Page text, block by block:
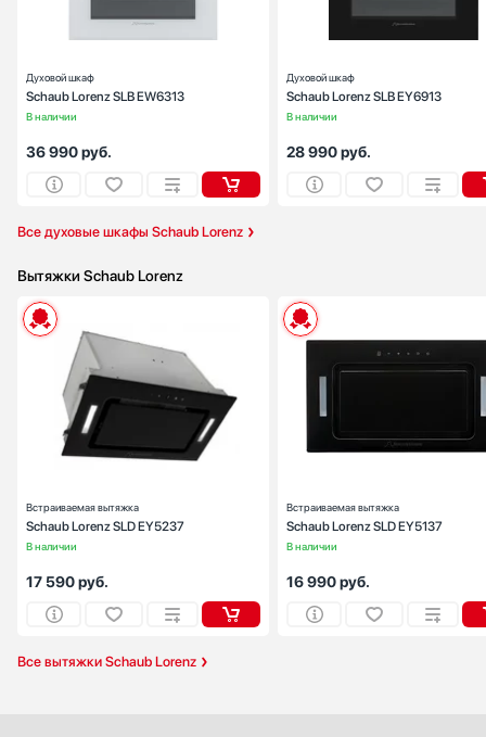
Все духовые шкафы Schaub Lorenz
В наличии
Духовой шкаф
Schaub Lorenz SLB EW6313
Число режимов работы:
36 990руб.
В наличии
Духовой шкаф
Schaub Lorenz SLB EY6913
28 990руб.
Вытяжки Schaub Lorenz
Все вытяжки Schaub Lorenz
В наличии
Встраиваемая вытяжка
Schaub Lorenz SLD EY5237
Тип вытяжки :
Режимы работы:
отвод /
17 590руб.
В наличии
Встраиваемая вытяжка
Schaub Lorenz SLD EY5137
16 990руб.